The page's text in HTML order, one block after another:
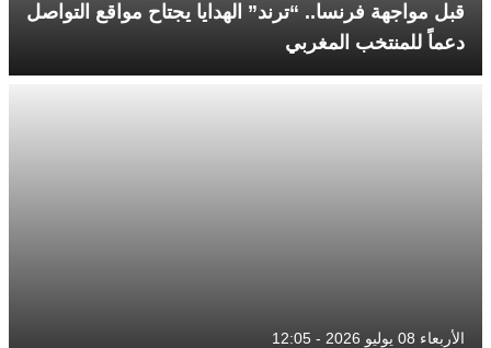
قبل مواجهة فرنسا.. “ترند” الهدايا يجتاح مواقع التواصل
دعماً للمنتخب المغربي
الأربعاء 08 يوليو 2026 - 12:05